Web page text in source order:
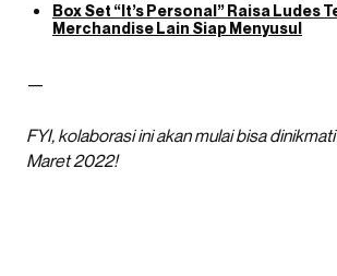
Box Set “It’s Personal” Raisa Ludes
Merchandise Lain Siap Menyusul
—
FYI, kolaborasi ini akan mulai bisa
Maret 2022!